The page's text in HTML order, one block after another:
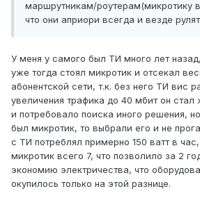
маршрутникам/роутерам(микротику
что они априори всегда и везде рулят
У меня у самого был ТИ много лет
уже тогда стоял микротик и отсекал
абонентской сети, т.к. без него ТИ вис
увеличения трафика до 40 мбит он стал
и потребовало поиска иного решения,
был микротик, то выбрали его и не
с ТИ потреблял примерно 150 ватт в
микротик всего 7, что позволило за 2
экономию электричества, что
окупилось только на этой разнице.